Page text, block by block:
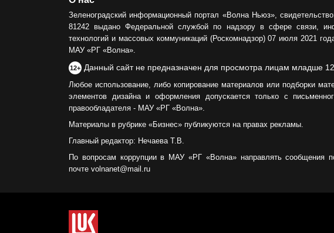
Зеленоградский информационный портал «Волна Ньюз»,
81242 выдано Федеральной службой по надзору в сфере связи,
технологий и массовых коммуникаций (Роскомнадзор) 07 июля 2021
МАУ «РГ «Волна».
12+ Данный сайт не предназначен для просмотра лицам младше 12
Любое использование, либо копирование материалов или подборки
элементов дизайна и оформления допускается только с
правообладателя - МАУ «РГ «Волна».
Материалы в рубрике «Бизнес» публикуются на правах рекламы.
Главный редактор: Нечаева Т.В.
По вопросам коррупции в МАУ «РГ «Волна» направлять сообщения
почте volnanet@mail.ru